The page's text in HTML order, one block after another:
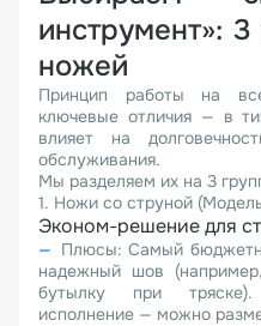
инструмент»:
ножей
Принцип работы на
ключевые отличия — в
влияет на
обслуживания.
Мы разделяем их на 3
1. Ножи со струной
Эконом-решение для
Плюсы: Самый
надежный шов
бутылку при тряске).
исполнение — можно